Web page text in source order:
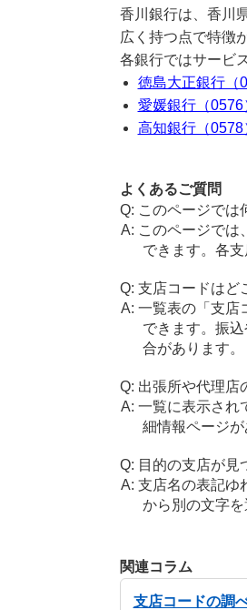
香川銀行は、香川
広く持つ点で特徴
各銀行ではサービ
徳島大正銀行（
愛媛銀行（0576
高知銀行（0578
よくあるご質問
このページでは
このページでは
できます。各
支店コードはど
一覧表の「支店
できます。振
合があります。
出張所や代理店
一覧に表示され
細情報ページ
目的の支店が見
支店名の表記ゆ
から別の文字を
関連コラム
支店コードの調